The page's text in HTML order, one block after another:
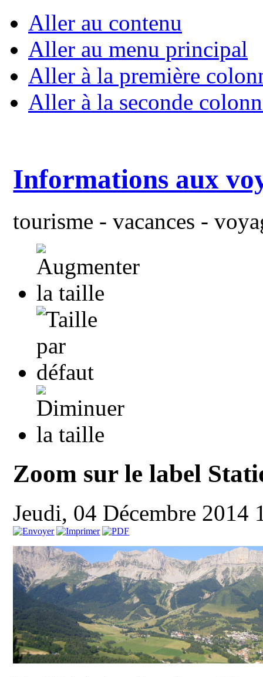
Aller au contenu
Aller au menu principal
Aller à la première
Aller à la seconde
Informations aux
tourisme - vacances -
Zoom sur le label
Jeudi, 04 Décembre 2014